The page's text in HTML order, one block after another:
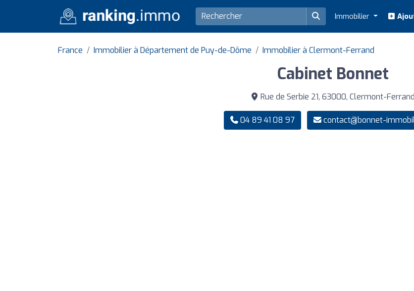
Immobilier
France Immobilier à Département de Puy-de-Dôme Immobilier à Clermont-Ferrand
Cabinet Bonnet
Rue de Serbie 21, 63000, Clermont-Ferrand
04 89 41 08 97 contact@bonnet-